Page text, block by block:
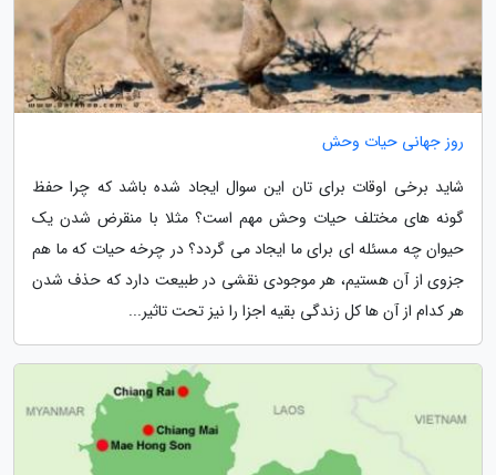
روز جهانی حیات وحش
شاید برخی اوقات برای تان این سوال ایجاد شده باشد که چرا حفظ
گونه های مختلف حیات وحش مهم است؟ مثلا با منقرض شدن یک
حیوان چه مسئله ای برای ما ایجاد می گردد؟ در چرخه حیات که ما هم
جزوی از آن هستیم، هر موجودی نقشی در طبیعت دارد که حذف شدن
هر کدام از آن ها کل زندگی بقیه اجزا را نیز تحت تاثیر...